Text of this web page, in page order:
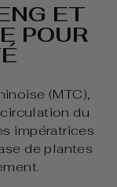
ET
POUR
(MTC),
du
impératrices
de plantes